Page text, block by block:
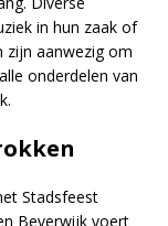
in hun zaak of
zijn aanwezig om
onderdelen van
Stadsfeest
Beverwijk voert